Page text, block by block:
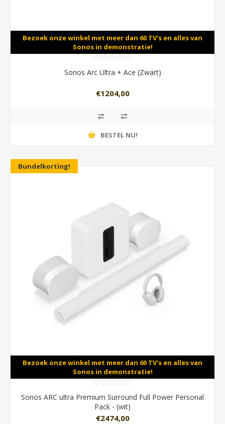
Bezoek onze winkel met meer dan 60 TV's en alles van
Sonos in demonstratie!
Sonos Arc Ultra + Ace (Zwart)
€1204,00
BESTEL NU!
Bundelkorting!
Bezoek onze winkel met meer dan 60 TV's en alles van
Sonos in demonstratie!
Sonos ARC ultra Premium Surround Full Power Personal
Pack - (wit)
€2474,00